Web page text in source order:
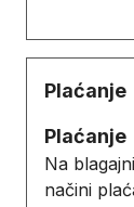
Plaćanje
Plaćanje
Na
načini